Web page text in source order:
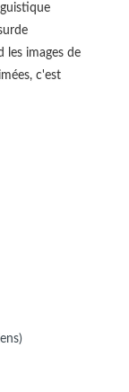
les images de
c'est